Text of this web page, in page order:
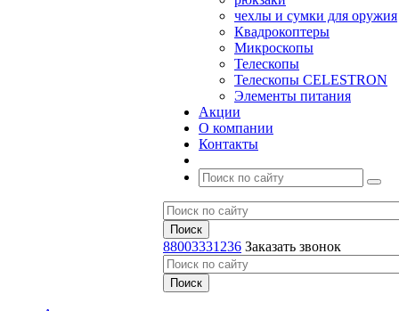
чехлы и сумки для оружия
Квадрокоптеры
Микроскопы
Телескопы
Телескопы CELESTRON
Элементы питания
Акции
О компании
Контакты
88003331236 Заказать звонок